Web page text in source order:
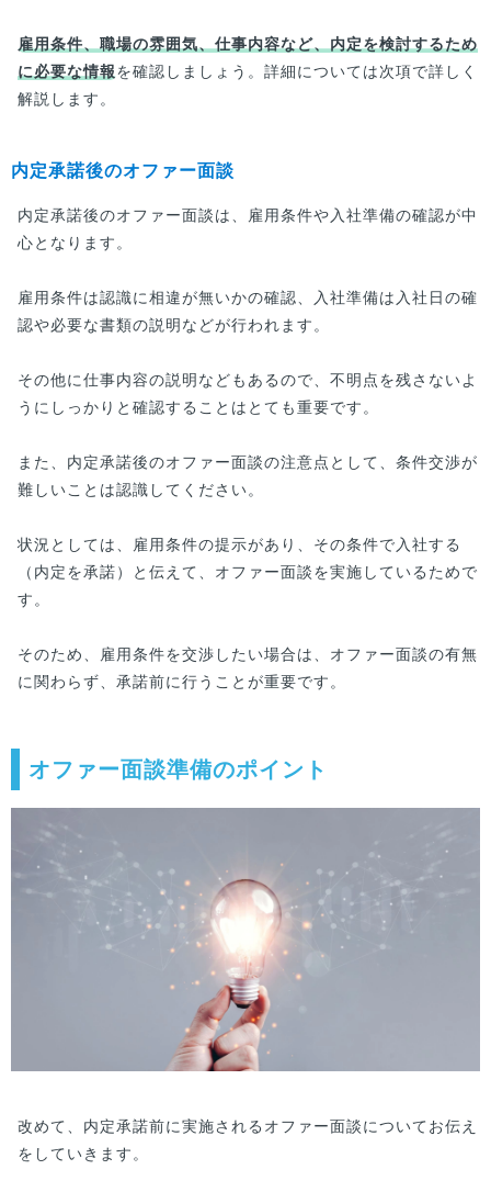
雇用条件、職場の雰囲気、仕事内容など、内定を検討するため
に必要な情報を確認しましょう。詳細については次項で詳しく
解説します。
内定承諾後のオファー面談
内定承諾後のオファー面談は、雇用条件や入社準備の確認が中
心となります。
雇用条件は認識に相違が無いかの確認、入社準備は入社日の確
認や必要な書類の説明などが行われます。
その他に仕事内容の説明などもあるので、不明点を残さないよ
うにしっかりと確認することはとても重要です。
また、内定承諾後のオファー面談の注意点として、条件交渉が
難しいことは認識してください。
状況としては、雇用条件の提示があり、その条件で入社する
（内定を承諾）と伝えて、オファー面談を実施しているためで
す。
そのため、雇用条件を交渉したい場合は、オファー面談の有無
に関わらず、承諾前に行うことが重要です。
オファー面談準備のポイント
改めて、内定承諾前に実施されるオファー面談についてお伝え
をしていきます。